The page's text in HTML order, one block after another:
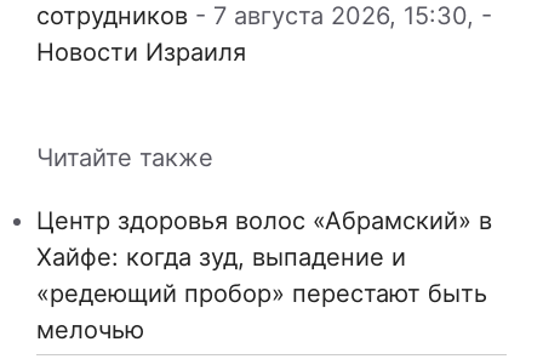
сотрудников - 7 августа 2026, 15:30, -
Новости Израиля
Читайте также
Центр здоровья волос «Абрaмский» в
Хайфе: когда зуд, выпадение и
«редеющий пробор» перестают быть
мелочью